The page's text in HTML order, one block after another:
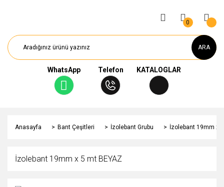
ARA
WhatsApp Telefon KATALOGLAR
0
Anasayfa Bant Çeşitleri İzolebant Grubu İzolebant 19mm x
İzolebant 19mm x 5 mt BEYAZ